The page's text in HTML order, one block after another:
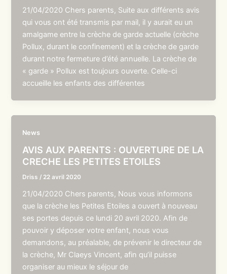
21/04/2020 Chers parents, Suite aux différents avis
qui vous ont été transmis par mail, il y aurait eu un
amalgame entre la crèche de garde actuelle (crèche
Pollux, durant le confinement) et la crèche de garde
durant notre fermeture d’été annuelle. La crèche de
« garde » Pollux est toujours ouverte. Celle-ci
accueille les enfants des différentes
News
AVIS AUX PARENTS : OUVERTURE DE LA
CRECHE LES PETITES ETOILES
Driss / 22 avril 2020
21/04/2020 Chers parents, Nous vous informons
que la crèche les Petites Etoiles a ouvert à nouveau
ses portes depuis ce lundi 20 avril 2020. Afin de
pouvoir y déposer votre enfant, nous vous
demandons, au préalable, de prévenir le directeur de
la crèche, Mr Claeys Vincent, afin qu’il puisse
organiser au mieux le séjour de